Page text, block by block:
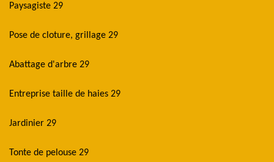
Paysagiste 29
Pose de cloture, grillage 29
Abattage d'arbre 29
Entreprise taille de haies 29
Jardinier 29
Tonte de pelouse 29